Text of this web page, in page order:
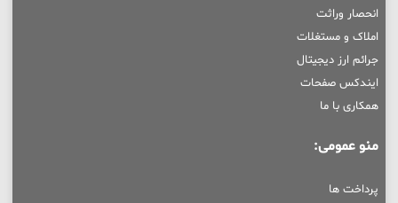
انحصار وراثت
املاک و مستغلات
جرائم ارز دیجیتال
ایندکس صفحات
همکاری با ما
منو عمومی:
پرداخت ها